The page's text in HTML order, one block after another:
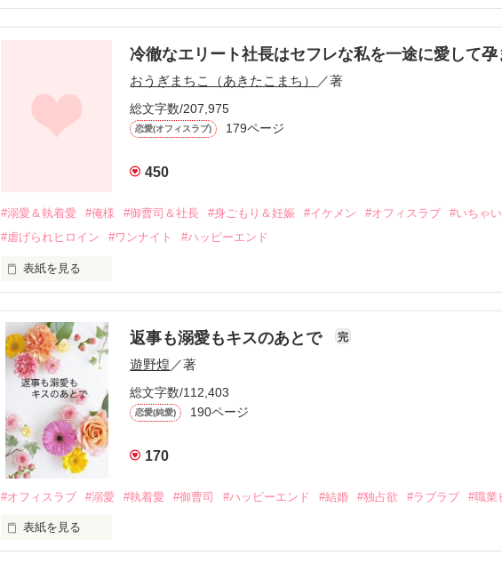
しかし、ある出来事をきっかけに二人の関係は壊れてしまう。
関係修復もできないまま、美桜は両親の離婚によって
引っ越すことになり、哲平とも離れ離れになった。
そして、ひょんなことから
酔った勢いで一夜を共にしてしまった。
さらに、美桜が初めてだと知った哲平は
甘やかしてくる。
そんなある日、哲平は美桜がストーカー被害に
遭っていることを知る。
美桜を守るため、哲平は同居を提案してきて――。
夏木美桜(なつきみお)
✕
鳴海哲平 (なるみてっぺい)
止まっていたはずの二人の時間が、再び動き出す。
冷徹なエリート社長はセフレな私を一途に愛して孕
おうぎまちこ（あきたこまち） ／著
総文字数/207,975
恋愛(オフィスラブ) 179ページ
450
#溺愛＆執着愛 #俺様 #御曹司＆社長 #身ごもり＆妊娠 #イケメン #オフィスラブ
#いちゃ
#虐げられヒロイン
#ワンナイト #ハッピーエンド
表紙を見る
帰国後、美桜は新しい職場でワンナイトした美青年と再会。なんと彼の正体は、とあ
も関わらず、一族を離れて起業した新進気鋭の実業家、社内でも冷徹だと評判な社長
人だったのだ――！
なぜか恭司から飼い猫の世話係を命じられた美桜は、猫の世話を口実にしばしば呼び
返事も溺愛もキスのあとで 完
遊野煌 ／著
総文字数/112,403
恋愛(純愛) 190ページ
170
#オフィスラブ #溺愛 #執着愛 #御曹司 #ハッピーエンド #結婚 #独占欲 #ラブラブ #職業
表紙を見る